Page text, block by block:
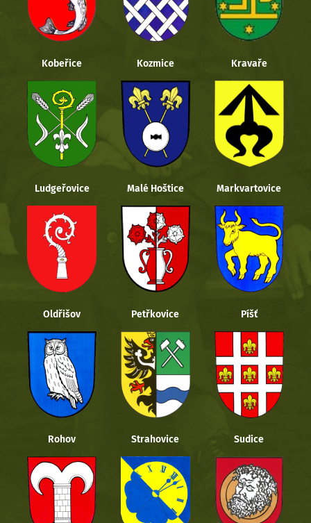
Kobeřice Kozmice Kravaře
Ludgeřovice Malé Hoštice Markvartovice
Oldřišov Petřkovice Píšť
Rohov Strahovice Sudice